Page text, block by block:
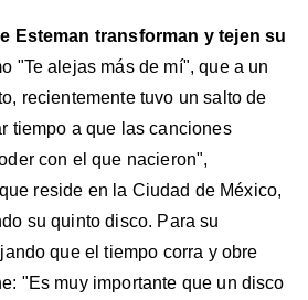
Esteman transforman y tejen su
"Te alejas más de mí", que a un
recientemente tuvo un salto de
tiempo a que las canciones
con el que nacieron",
reside en la Ciudad de México,
su quinto disco. Para su
que el tiempo corra y obre
"Es muy importante que un disco